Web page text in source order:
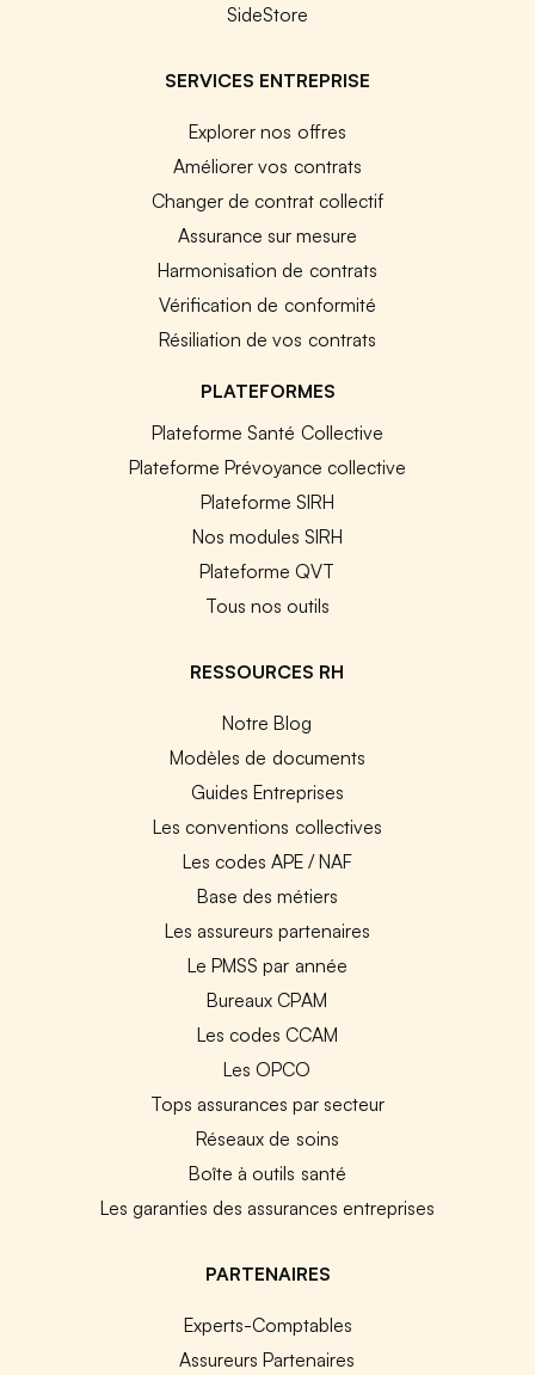
SideStore
SERVICES ENTREPRISE
Explorer nos offres
Améliorer vos contrats
Changer de contrat collectif
Assurance sur mesure
Harmonisation de contrats
Vérification de conformité
Résiliation de vos contrats
PLATEFORMES
Plateforme Santé Collective
Plateforme Prévoyance collective
Plateforme SIRH
Nos modules SIRH
Plateforme QVT
Tous nos outils
RESSOURCES RH
Notre Blog
Modèles de documents
Guides Entreprises
Les conventions collectives
Les codes APE / NAF
Base des métiers
Les assureurs partenaires
Le PMSS par année
Bureaux CPAM
Les codes CCAM
Les OPCO
Tops assurances par secteur
Réseaux de soins
Boîte à outils santé
Les garanties des assurances entreprises
PARTENAIRES
Experts-Comptables
Assureurs Partenaires